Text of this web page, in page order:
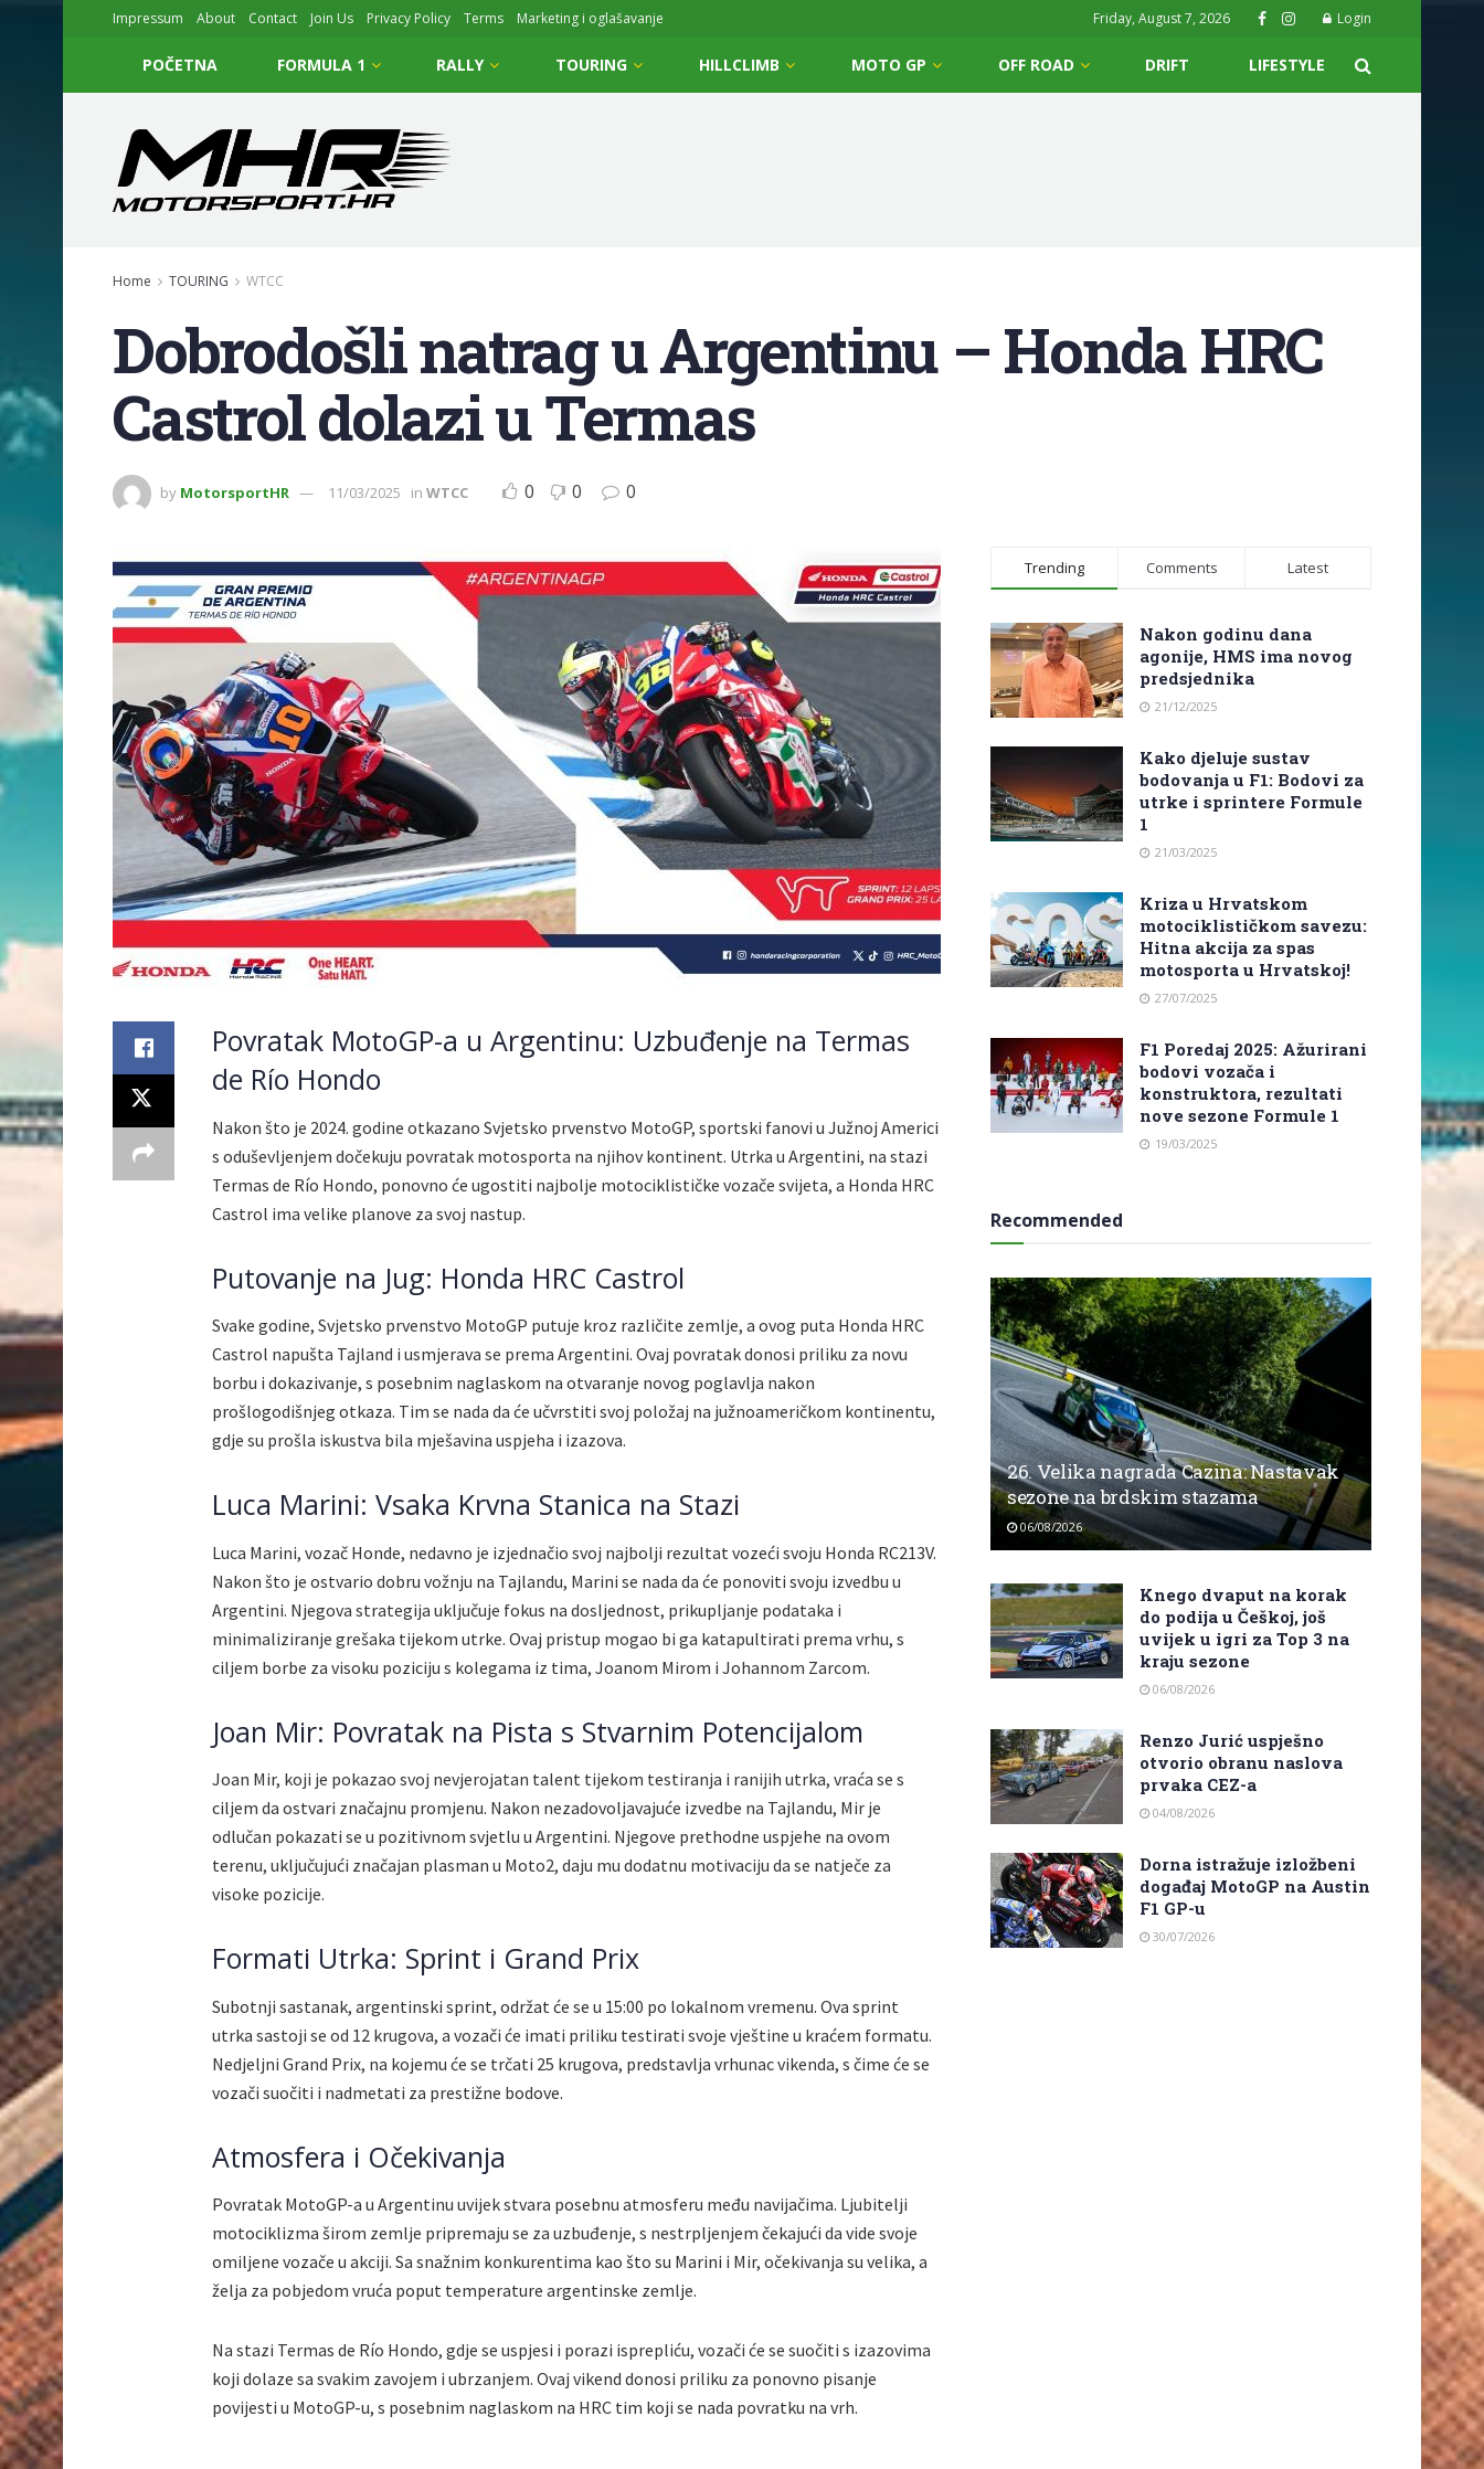
Impressum About Contact Join Us Privacy Policy Terms Marketing i oglašavanje Friday, August 7, 2026 Login
POČETNA FORMULA 1 RALLY TOURING HILLCLIMB MOTO GP OFF ROAD DRIFT LIFESTYLE
Home TOURING WTCC
Dobrodošli natrag u Argentinu – Honda HRC
Castrol dolazi u Termas
by MotorsportHR 11/03/2025 in WTCC 0 0 0
Povratak MotoGP-a u Argentinu: Uzbuđenje na Termas
de Río Hondo
Nakon što je 2024. godine otkazano Svjetsko prvenstvo MotoGP, sportski fanovi u Južnoj Americi
s oduševljenjem dočekuju povratak motosporta na njihov kontinent. Utrka u Argentini, na stazi
Termas de Río Hondo, ponovno će ugostiti najbolje motociklističke vozače svijeta, a Honda HRC
Castrol ima velike planove za svoj nastup.
Putovanje na Jug: Honda HRC Castrol
Svake godine, Svjetsko prvenstvo MotoGP putuje kroz različite zemlje, a ovog puta Honda HRC
Castrol napušta Tajland i usmjerava se prema Argentini. Ovaj povratak donosi priliku za novu
borbu i dokazivanje, s posebnim naglaskom na otvaranje novog poglavlja nakon
prošlogodišnjeg otkaza. Tim se nada da će učvrstiti svoj položaj na južnoameričkom kontinentu,
gdje su prošla iskustva bila mješavina uspjeha i izazova.
Luca Marini: Vsaka Krvna Stanica na Stazi
Luca Marini, vozač Honde, nedavno je izjednačio svoj najbolji rezultat vozeći svoju Honda RC213V.
Nakon što je ostvario dobru vožnju na Tajlandu, Marini se nada da će ponoviti svoju izvedbu u
Argentini. Njegova strategija uključuje fokus na dosljednost, prikupljanje podataka i
minimaliziranje grešaka tijekom utrke. Ovaj pristup mogao bi ga katapultirati prema vrhu, s
ciljem borbe za visoku poziciju s kolegama iz tima, Joanom Mirom i Johannom Zarcom.
Joan Mir: Povratak na Pista s Stvarnim Potencijalom
Joan Mir, koji je pokazao svoj nevjerojatan talent tijekom testiranja i ranijih utrka, vraća se s
ciljem da ostvari značajnu promjenu. Nakon nezadovoljavajuće izvedbe na Tajlandu, Mir je
odlučan pokazati se u pozitivnom svjetlu u Argentini. Njegove prethodne uspjehe na ovom
terenu, uključujući značajan plasman u Moto2, daju mu dodatnu motivaciju da se natječe za
visoke pozicije.
Formati Utrka: Sprint i Grand Prix
Subotnji sastanak, argentinski sprint, održat će se u 15:00 po lokalnom vremenu. Ova sprint
utrka sastoji se od 12 krugova, a vozači će imati priliku testirati svoje vještine u kraćem formatu.
Nedjeljni Grand Prix, na kojemu će se trčati 25 krugova, predstavlja vrhunac vikenda, s čime će se
vozači suočiti i nadmetati za prestižne bodove.
Atmosfera i Očekivanja
Povratak MotoGP-a u Argentinu uvijek stvara posebnu atmosferu među navijačima. Ljubitelji
motociklizma širom zemlje pripremaju se za uzbuđenje, s nestrpljenjem čekajući da vide svoje
omiljene vozače u akciji. Sa snažnim konkurentima kao što su Marini i Mir, očekivanja su velika, a
želja za pobjedom vruća poput temperature argentinske zemlje.
Na stazi Termas de Río Hondo, gdje se uspjesi i porazi isprepliću, vozači će se suočiti s izazovima
koji dolaze sa svakim zavojem i ubrzanjem. Ovaj vikend donosi priliku za ponovno pisanje
povijesti u MotoGP-u, s posebnim naglaskom na HRC tim koji se nada povratku na vrh.
Trending Comments Latest
Nakon godinu dana
agonije, HMS ima novog
predsjednika
21/12/2025
Kako djeluje sustav
bodovanja u F1: Bodovi za
utrke i sprintere Formule
1
21/03/2025
Kriza u Hrvatskom
motociklističkom savezu:
Hitna akcija za spas
motosporta u Hrvatskoj!
27/07/2025
F1 Poredaj 2025: Ažurirani
bodovi vozača i
konstruktora, rezultati
nove sezone Formule 1
19/03/2025
Recommended
26. Velika nagrada Cazina: Nastavak
sezone na brdskim stazama
06/08/2026
Knego dvaput na korak
do podija u Češkoj, još
uvijek u igri za Top 3 na
kraju sezone
06/08/2026
Renzo Jurić uspješno
otvorio obranu naslova
prvaka CEZ-a
04/08/2026
Dorna istražuje izložbeni
događaj MotoGP na Austin
F1 GP-u
30/07/2026